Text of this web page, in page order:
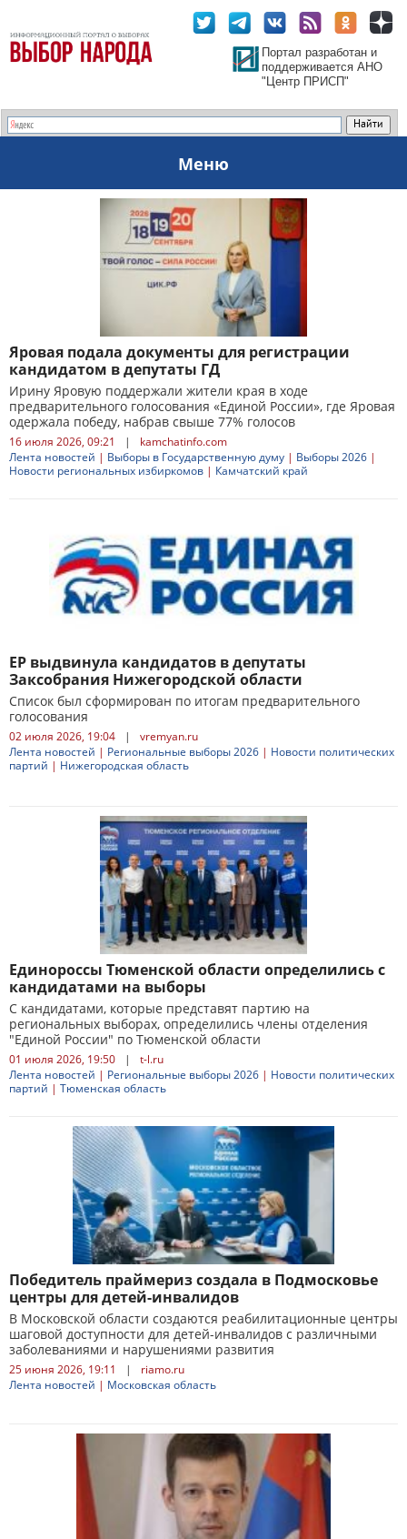
Портал разработан и
поддерживается АНО
"Центр ПРИСП"
Меню
Яровая подала документы для регистрации
кандидатом в депутаты ГД
Ирину Яровую поддержали жители края в ходе
предварительного голосования «Единой России», где Яровая
одержала победу, набрав свыше 77% голосов
16 июля 2026, 09:21 |
kamchatinfo.com
Лента новостей | Выборы в Государственную думу | Выборы 2026 |
Новости региональных избиркомов | Камчатский край
ЕР выдвинула кандидатов в депутаты
Заксобрания Нижегородской области
Список был сформирован по итогам предварительного
голосования
02 июля 2026, 19:04 |
vremyan.ru
Лента новостей | Региональные выборы 2026 | Новости политических
партий | Нижегородская область
Единороссы Тюменской области определились с
кандидатами на выборы
С кандидатами, которые представят партию на
региональных выборах, определились члены отделения
"Единой России" по Тюменской области
01 июля 2026, 19:50 |
t-l.ru
Лента новостей | Региональные выборы 2026 | Новости политических
партий | Тюменская область
Победитель праймериз создала в Подмосковье
центры для детей-инвалидов
В Московской области создаются реабилитационные центры
шаговой доступности для детей-инвалидов с различными
заболеваниями и нарушениями развития
25 июня 2026, 19:11 |
riamo.ru
Лента новостей | Московская область